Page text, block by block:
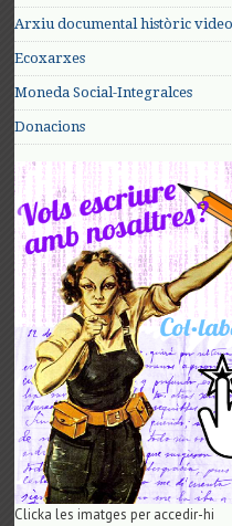
Arxiu documental històric
Ecoxarxes
Moneda Social-Integralces
Donacions
Clicka les imatges per accedir-hi